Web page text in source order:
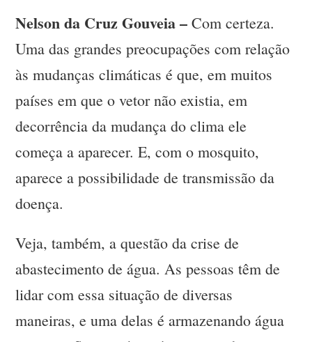
Nelson da Cruz Gouveia –Com certeza.
Uma das grandes preocupações com relação
às mudanças climáticas é que, em muitos
países em que o vetor não existia, em
decorrência da mudança do clima ele
começa a aparecer. E, com o mosquito,
aparece a possibilidade de transmissão da
doença.
Veja, também, a questão da crise de
abastecimento de água. As pessoas têm de
lidar com essa situação de diversas
maneiras, e uma delas é armazenando água